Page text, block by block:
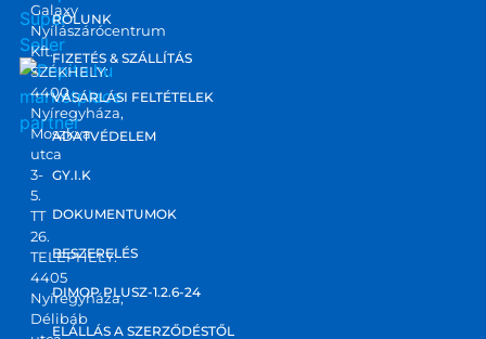
marketplace
partner
Galaxy
Nyílászárócentrum
Kft.
SZÉKHELY:
4400
Nyíregyháza,
Moszkva
utca
3-
5.
TT
26.
TELEPHELY:
4405
Nyíregyháza,
Délibáb
RÓLUNK
FIZETÉS & SZÁLLÍTÁS
VÁSÁRLÁSI FELTÉTELEK
ADATVÉDELEM
GY.I.K
DOKUMENTUMOK
BESZERELÉS
DIMOP PLUSZ-1.2.6-24
ELÁLLÁS A SZERZŐDÉSTŐL